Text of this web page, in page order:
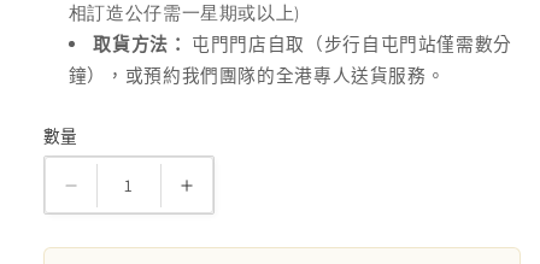
相訂造公仔需一星期或以上)
取貨方法：
屯門門店自取（步行自屯門站僅需數分
鐘），或預約我們團隊的全港專人送貨服務。
數
數量
Grace
buttercream
cake
Grace
buttercream
cake